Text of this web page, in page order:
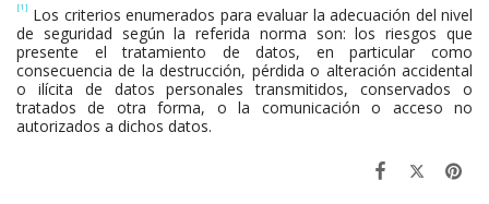
[1] Los criterios enumerados para evaluar la adecuación del nivel
de seguridad según la referida norma son: los riesgos que
presente el tratamiento de datos, en particular como
consecuencia de la destrucción, pérdida o alteración accidental
o ilícita de datos personales transmitidos, conservados o
tratados de otra forma, o la comunicación o acceso no
autorizados a dichos datos.